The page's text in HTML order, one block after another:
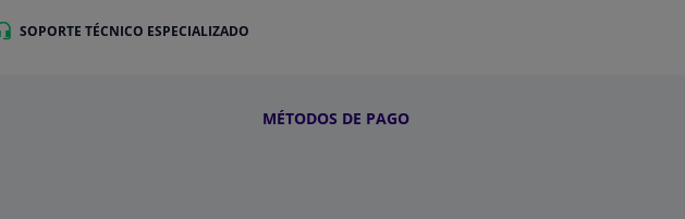
SOPORTE TÉCNICO ESPECIALIZADO
MÉTODOS DE PAGO